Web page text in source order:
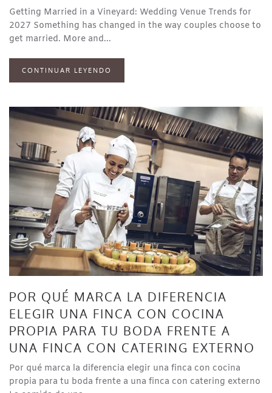
Getting Married in a Vineyard: Wedding Venue Trends for
2027 Something has changed in the way couples choose to
get married. More and...
CONTINUAR LEYENDO
POR QUÉ MARCA LA DIFERENCIA
ELEGIR UNA FINCA CON COCINA
PROPIA PARA TU BODA FRENTE A
UNA FINCA CON CATERING EXTERNO
Por qué marca la diferencia elegir una finca con cocina
propia para tu boda frente a una finca con catering externo